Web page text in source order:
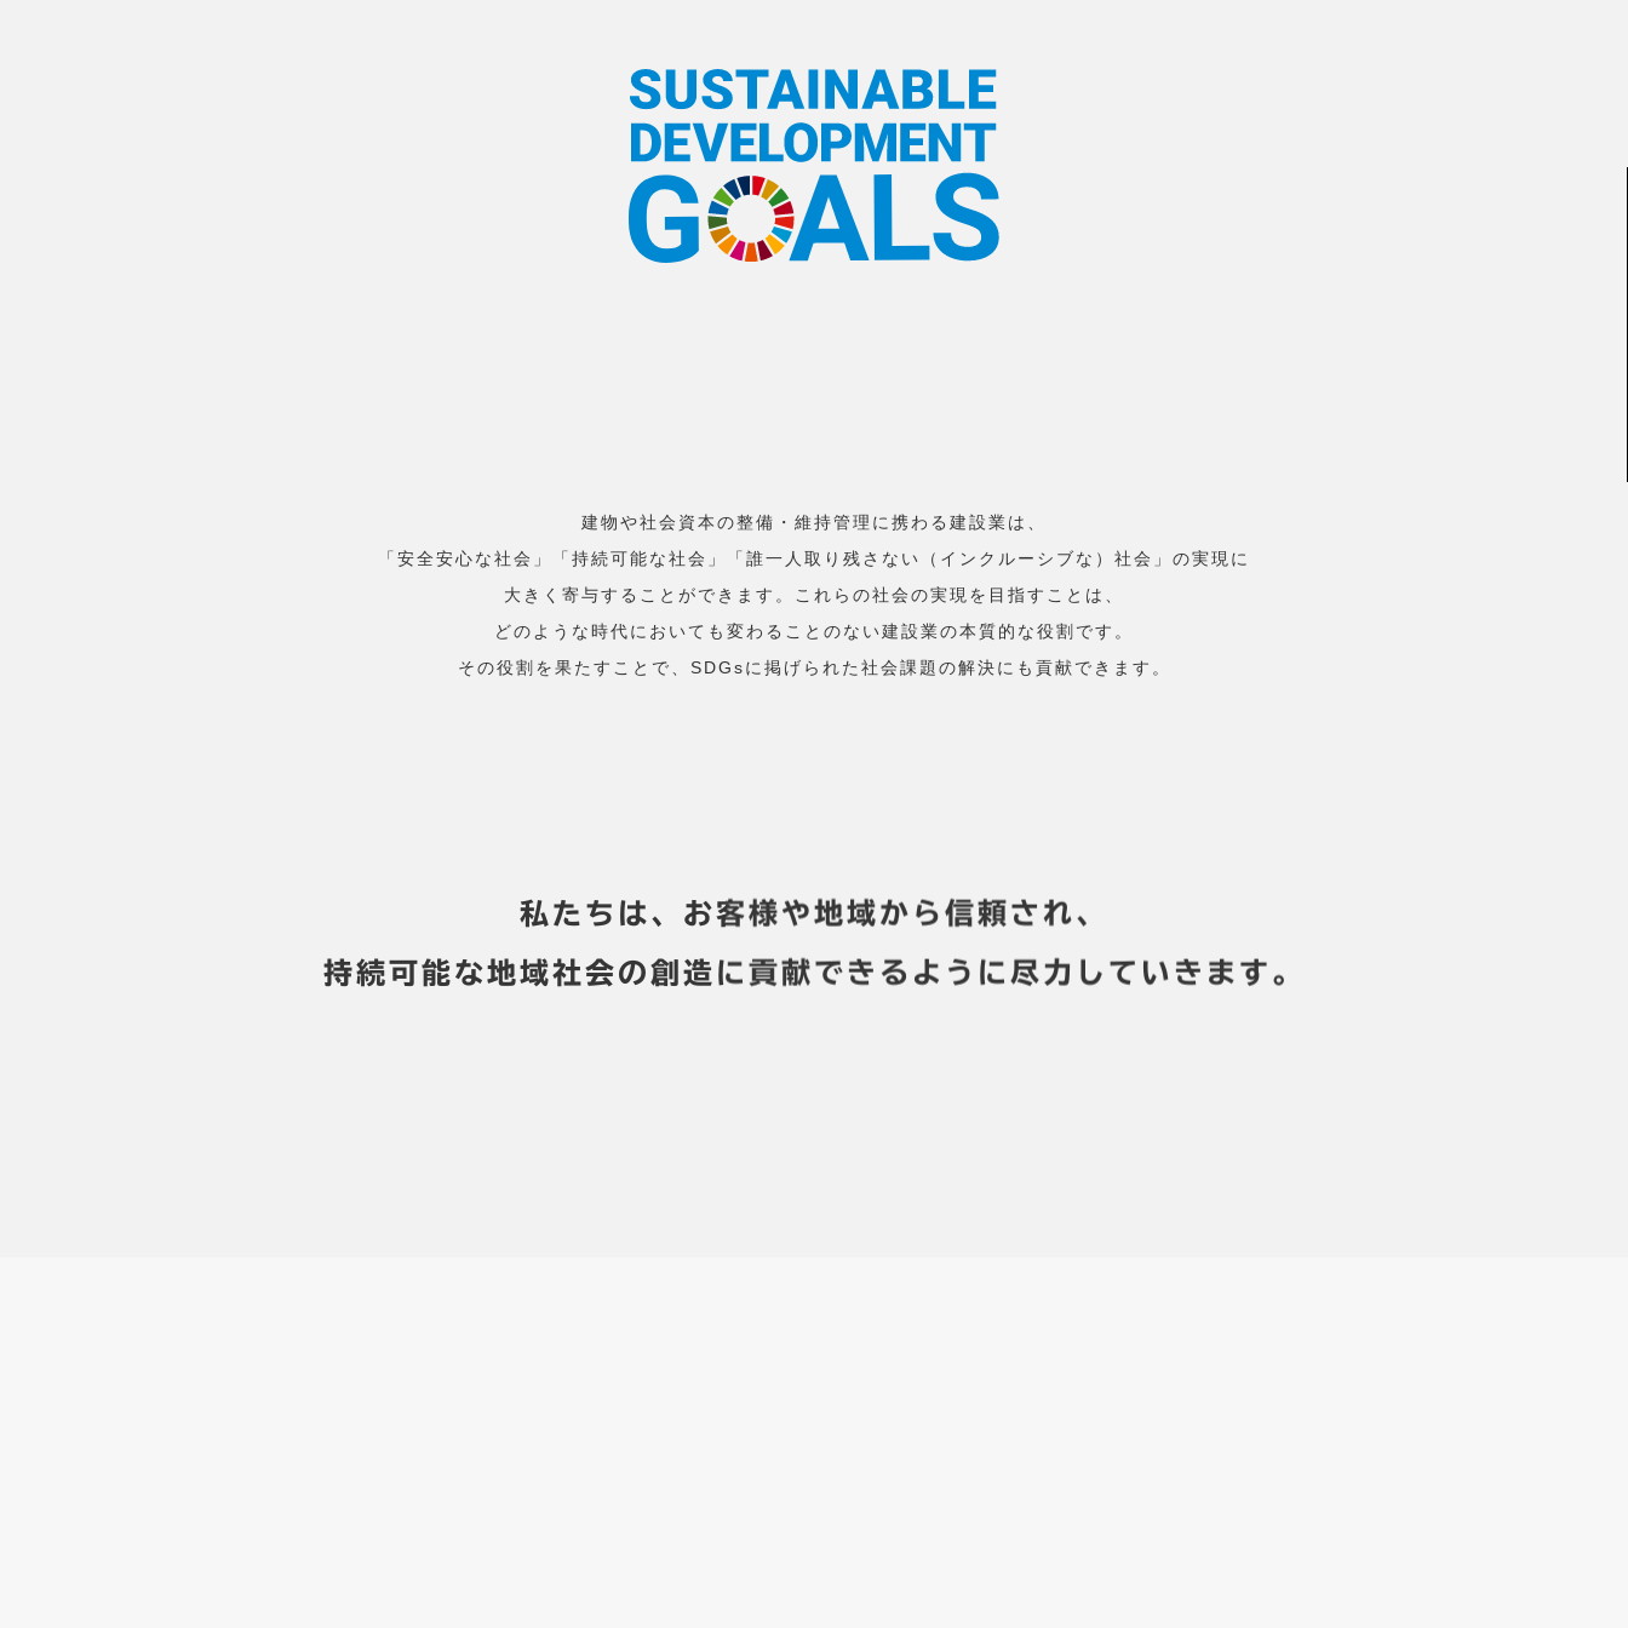
建物や社会資本の整備・維持管理に携わる建設業は、
「安全安心な社会」「持続可能な社会」「誰一人取り残さない（インクルーシブな）社会」の実現に
大きく寄与することができます。これらの社会の実現を目指すことは、
どのような時代においても変わることのない建設業の本質的な役割です。
その役割を果たすことで、SDGsに掲げられた社会課題の解決にも貢献できます。
私たちは、お客様や地域から信頼され、
持続可能な地域社会の創造に貢献できるように尽力していきます。